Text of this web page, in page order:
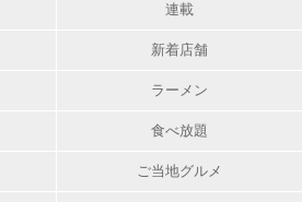
連載
新着店舗
ラーメン
食べ放題
ご当地グルメ